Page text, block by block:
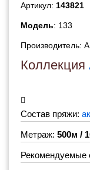
Артикул: 143821
Модель: 133
Производитель:
Коллекция
Состав пряжи:
Метраж: 500м /
Рекомендуемые